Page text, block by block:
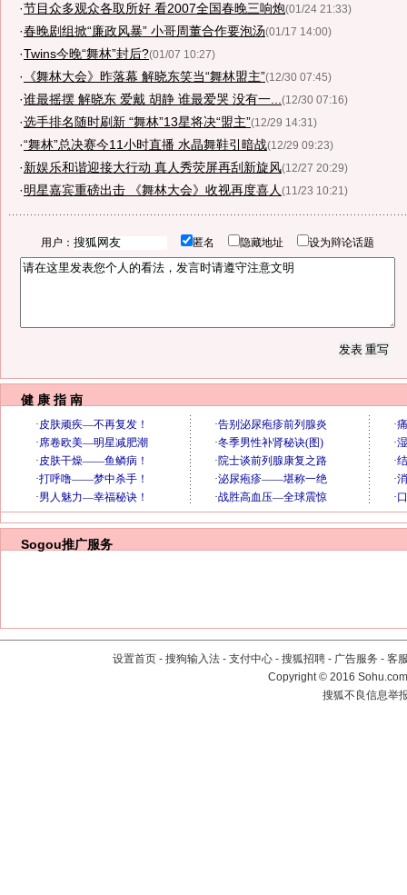
·节目众多观众各取所好 看2007全国春晚三响炮(01/24 21:33)
·春晚剧组掀“廉政风暴” 小哥周董合作要泡汤(01/17 14:00)
·Twins今晚“舞林”封后?(01/07 10:27)
· 《舞林大会》昨落幕 解晓东笑当“舞林盟主”(12/30 07:45)
·谁最摇摆 解晓东 爱戴 胡静 谁最爱哭 没有一... (12/30 07:16)
·选手排名随时刷新 “舞林”13星将决“盟主”(12/29 14:31)
·“舞林”总决赛今11小时直播 水晶舞鞋引暗战(12/29 09:23)
·新娱乐和谐迎接大行动 真人秀荧屏再刮新旋风(12/27 20:29)
·明星嘉宾重磅出击 《舞林大会》收视再度喜人 (11/23 10:21)
用户： 匿名 隐藏地址 设为辩论话题
健 康 指 南
Sogou推广服务
设置首页 - 搜狗输入法 - 支付中心 - 搜狐招聘 - 广告服务 - 客
Copyright©2016
搜狐不良信息举